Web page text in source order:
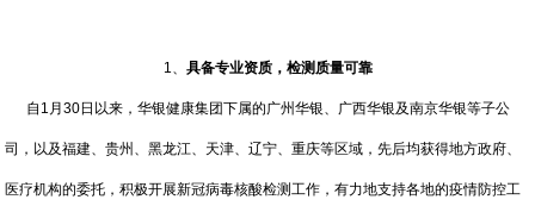
1、 具备专业资质，检测质量可靠
自1月30日以来，华银健康集团下属的广州华银、广西华银及南京华银等子公
司，以及福建、贵州、黑龙江、天津、辽宁、重庆等区域，先后均获得地方政府、
医疗机构的委托，积极开展新冠病毒核酸检测工作，有力地支持各地的疫情防控工